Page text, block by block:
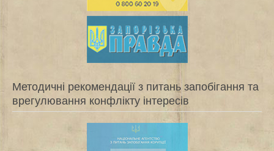
Методичні рекомендації з питань запобігання та
врегулювання конфлікту інтересів